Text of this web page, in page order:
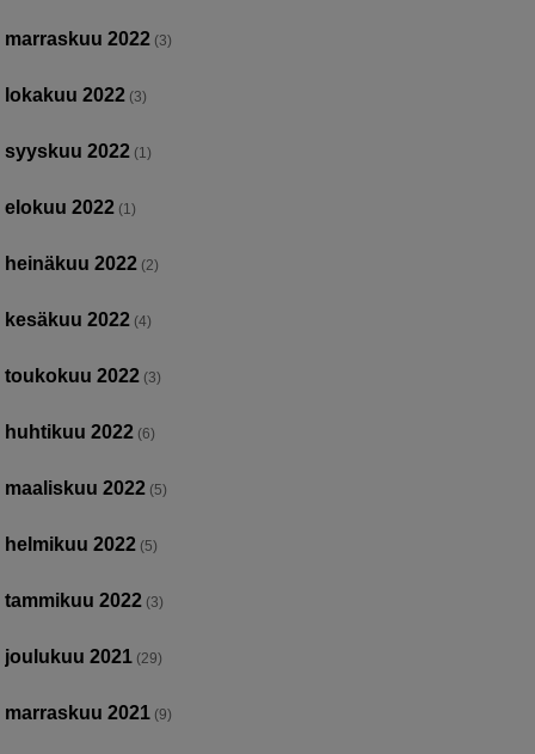
marraskuu 2022 (3)
lokakuu 2022 (3)
syyskuu 2022 (1)
elokuu 2022 (1)
heinäkuu 2022 (2)
kesäkuu 2022 (4)
toukokuu 2022 (3)
huhtikuu 2022 (6)
maaliskuu 2022 (5)
helmikuu 2022 (5)
tammikuu 2022 (3)
joulukuu 2021 (29)
marraskuu 2021 (9)